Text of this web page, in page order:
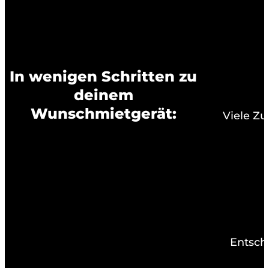
In wenigen Schritten zu
deinem
Wunschmietgerät:
Viele